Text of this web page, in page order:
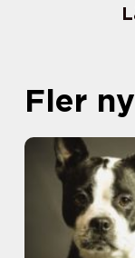
Fler